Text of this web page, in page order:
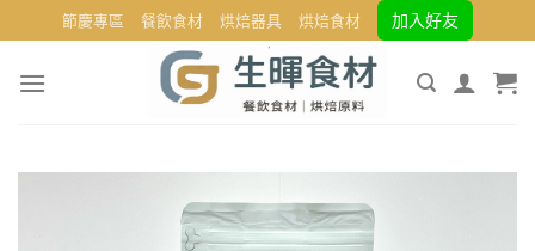
to
content
節慶專區 餐飲食材 烘焙器具 烘焙食材 加入好友